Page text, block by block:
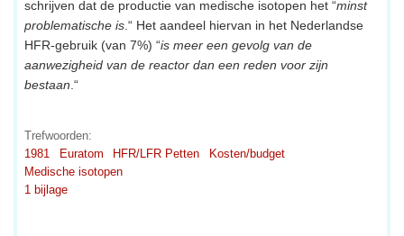
schrijven dat de productie van medische isotopen het “minst
problematische is.“ Het aandeel hiervan in het Nederlandse
HFR-gebruik (van 7%) “is meer een gevolg van de
aanwezigheid van de reactor dan een reden voor zijn
bestaan.“
Trefwoorden:
1981
Euratom HFR/LFR Petten
Kosten/budget
Medische isotopen
1 bijlage